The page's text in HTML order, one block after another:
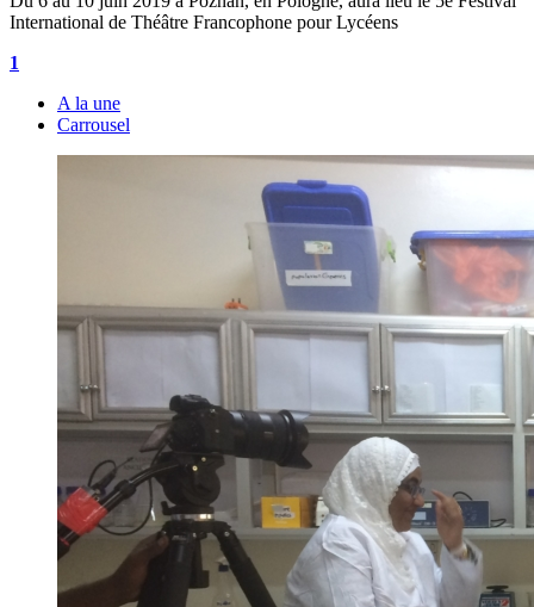
International de Théâtre Francophone pour Lycéens
1
A la une
Carrousel